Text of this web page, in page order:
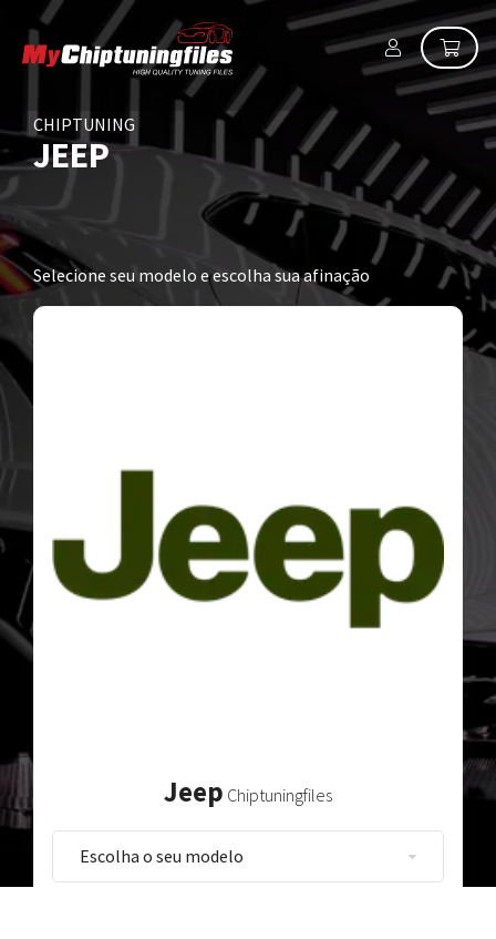
CHIPTUNING
JEEP
Selecione seu modelo e escolha sua afinação
Jeep Chiptuningfiles